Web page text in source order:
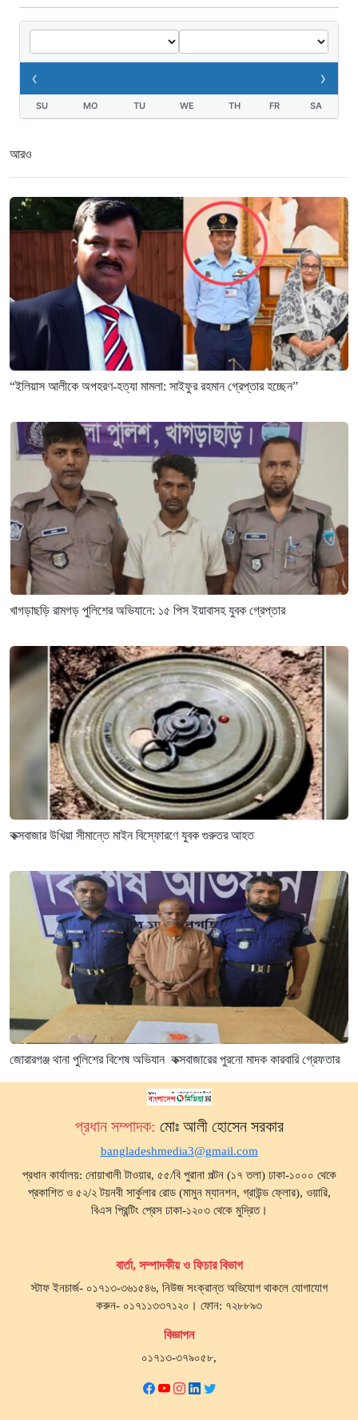
‹ ›
SU MO TU WE TH FR SA
আরও
“ইলিয়াস আলীকে অপহরণ-হত্যা মামলা: সাইফুর রহমান গ্রেপ্তার হচ্ছেন”
খাগড়াছড়ি রামগড় পুলিশের অভিযানে: ১৫ পিস ইয়াবাসহ যুবক গ্রেপ্তার
কক্সবাজার উখিয়া সীমান্তে মাইন বিস্ফোরণে যুবক গুরুতর আহত
জোরারগঞ্জ থানা পুলিশের বিশেষ অভিযান কক্সবাজারের পুরনো মাদক কারবারি গ্রেফতার
প্রধান সম্পাদক: মোঃ আলী হোসেন সরকার
bangladeshmedia3@gmail.com
প্রধান কার্যালয়: নোয়াখালী টাওয়ার, ৫৫/বি পুরানা পল্টন (১৭ তলা) ঢাকা-১০০০ থেকে
প্রকাশিত ও ৫২/২ টয়নবী সার্কুলার রোড (মামুন ম্যানশন, গ্রাউন্ড ফ্লোর), ওয়ারি,
বিএস প্রিন্টিং প্রেস ঢাকা-১২০৩ থেকে মুদ্রিত।
বার্তা, সম্পাদকীয় ও ফিচার বিভাগ
স্টাফ ইনচার্জ- ০১৭১৩-৩৬১৫৪৬, নিউজ সংক্রান্ত অভিযোগ থাকলে যোগাযোগ
করুন- ০১৭১১৩৩৭১২০। ফোন: ৭২৮৮৯৩
বিজ্ঞাপন
০১৭১৩-৩৭৯০৫৮,